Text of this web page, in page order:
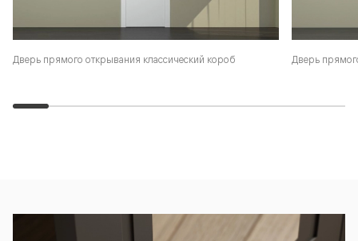
Дверь прямого открывания классический короб Дверь